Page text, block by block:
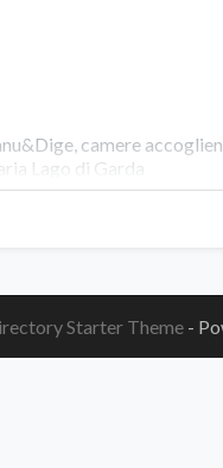
camere
Lago di Garda
Starter Theme -